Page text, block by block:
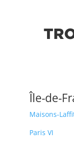
Île-de-
Maisons-
Paris VI